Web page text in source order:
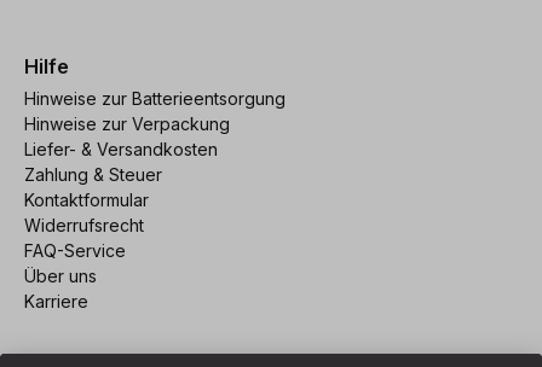
Hilfe
Hinweise zur Batterieentsorgung
Hinweise zur Verpackung
Liefer- & Versandkosten
Zahlung & Steuer
Kontaktformular
Widerrufsrecht
FAQ-Service
Über uns
Karriere